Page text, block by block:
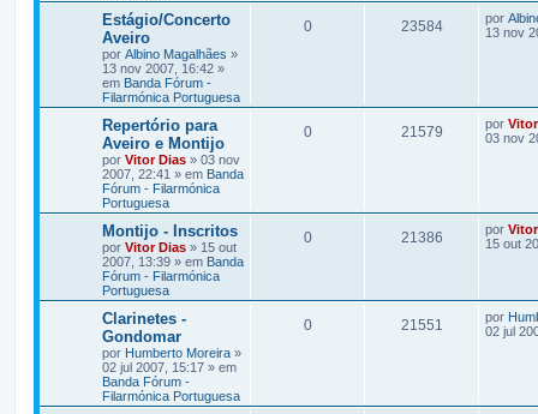
Estágio/Concerto
Aveiro
por Albino Magalhães »
13 nov 2007, 16:42 »
em Banda Fórum -
Filarmónica Portuguesa
0 23584 por
13 nov
Repertório para
Aveiro e Montijo
por Vitor Dias » 03 nov
2007, 22:41 » em Banda
Fórum - Filarmónica
Portuguesa
0 21579 por
03 nov
Montijo - Inscritos
por Vitor Dias » 15 out
2007, 13:39 » em Banda
Fórum - Filarmónica
Portuguesa
0 21386 por
15 out
Clarinetes -
Gondomar
por Humberto Moreira »
02 jul 2007, 15:17 » em
Banda Fórum -
Filarmónica Portuguesa
0 21551 por
02 jul